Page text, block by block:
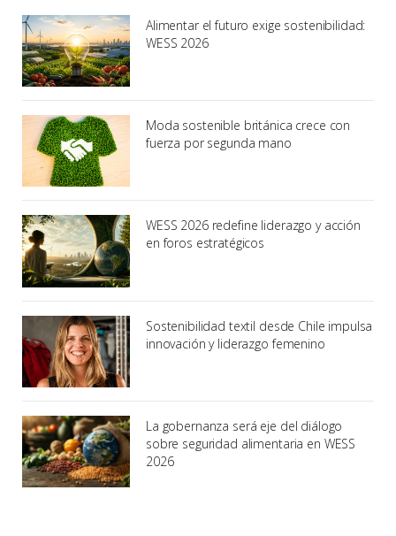
Alimentar el futuro exige sostenibilidad:
WESS 2026
Moda sostenible británica crece con
fuerza por segunda mano
WESS 2026 redefine liderazgo y acción
en foros estratégicos
Sostenibilidad textil desde Chile impulsa
innovación y liderazgo femenino
La gobernanza será eje del diálogo
sobre seguridad alimentaria en WESS
2026